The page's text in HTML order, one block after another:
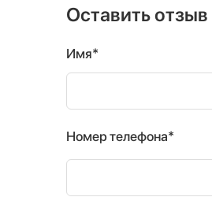
Оставить отзыв
Имя*
Номер телефона*